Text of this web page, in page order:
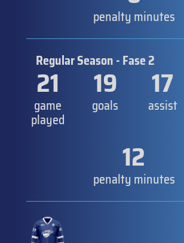
penalty minutes
Regular Season - Fase 2
21
game
played
19
goals
17
assist
12
penalty minutes